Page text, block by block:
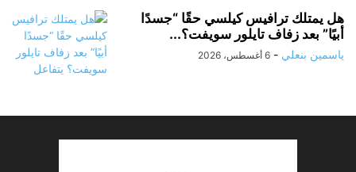
هل يمتلك ترافيس كيلسي حقًا “جسدًا
أبيًا” بعد زفاف تايلور سويفت؟...
ياسمين بنعلي - 6 أغسطس، 2026